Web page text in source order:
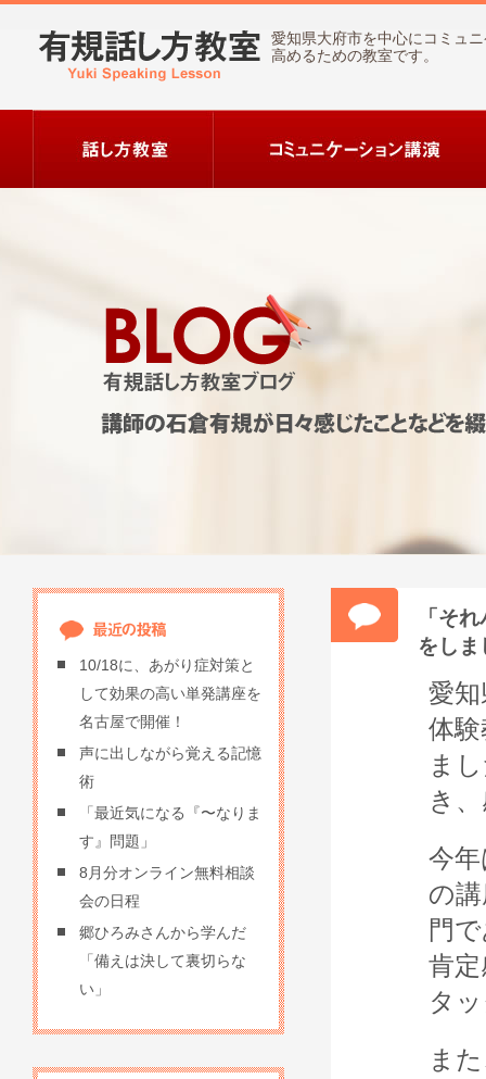
愛知県大府市を中心にコミュ
高めるための教室です。
「そ
をしま
愛
体
ま
き
今
の
門
肯
タ
ま
10/18に、あがり症対策と
して効果の高い単発講座を
名古屋で開催！
声に出しながら覚える記憶
術
「最近気になる『〜なりま
す』問題」
8月分オンライン無料相談
会の日程
郷ひろみさんから学んだ
「備えは決して裏切らな
い」